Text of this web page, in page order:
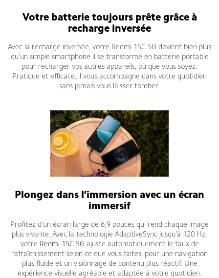
Votre batterie toujours prête grâce à
recharge inversée
Avec la recharge inversée, votre Redmi 15C 5G devient bien plus
qu’un simple smartphone il se transforme en batterie portable
pour recharger vos autres appareils, où que vous soyez.
Pratique et efficace, il vous accompagne dans votre quotidien
sans jamais vous laisser tomber.
Plongez dans l’immersion avec un écran
immersif
Profitez d’un écran large de 6,9 pouces qui rend chaque image
plus vivante. Avec la technologie AdaptiveSync jusqu’à 120 Hz,
votre Redmi 15C 5G ajuste automatiquement le taux de
rafraîchissement selon ce que vous faites, pour une navigation
plus fluide et un visionnage de contenu plus réactif. Une
expérience visuelle agréable et adaptée à votre quotidien.